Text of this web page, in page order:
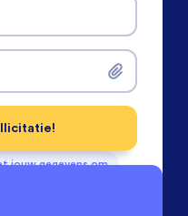
jouw gegevens om